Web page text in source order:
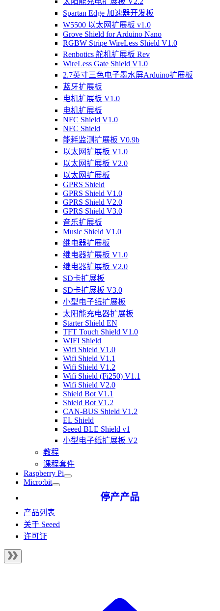
Spartan Edge 加速器开发板
W5500 以太网扩展板 v1.0
Grove Shield for Arduino Nano
RGBW Stripe WireLess Shield V1.0
Renbotics 舵机扩展板 Rev
WireLess Gate Shield V1.0
2.7英寸三色电子墨水屏Arduino扩展板
蓝牙扩展板
电机扩展板 V1.0
电机扩展板
NFC Shield V1.0
NFC Shield
能耗监测扩展板 V0.9b
以太网扩展板 V1.0
以太网扩展板 V2.0
以太网扩展板
GPRS Shield
GPRS Shield V1.0
GPRS Shield V2.0
GPRS Shield V3.0
音乐扩展板
Music Shield V1.0
继电器扩展板
继电器扩展板 V1.0
继电器扩展板 V2.0
SD卡扩展板
SD卡扩展板 V3.0
小型电子纸扩展板
太阳能充电器扩展板
Starter Shield EN
TFT Touch Shield V1.0
WIFI Shield
Wifi Shield V1.0
Wifi Shield V1.1
Wifi Shield V1.2
Wifi Shield (Fi250) V1.1
Wifi Shield V2.0
Shield Bot V1.1
Shield Bot V1.2
CAN-BUS Shield V1.2
EL Shield
Seeed BLE Shield v1
小型电子纸扩展板 V2
教程
课程套件
Raspberry Pi
Micro:bit
停产产品
产品列表
关于 Seeed
许可证